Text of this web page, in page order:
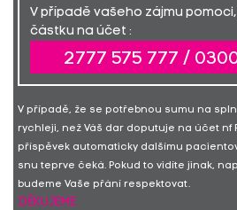
V případě vašeho zájmu
částku na účet :
2777 575 777 /
V případě, že se potřebnou sumu na
rychleji, než Váš dar doputuje na účet nf
příspěvek automaticky dalšímu
snu teprve čeká. Pokud to vidíte jinak,
budeme Vaše přání respektovat.
DĚKUJEME